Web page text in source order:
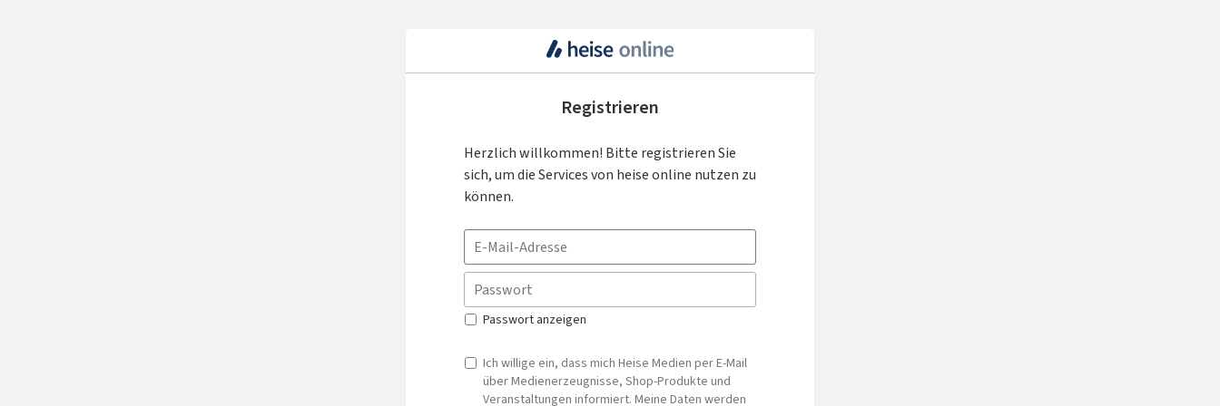
Registrieren
Herzlich willkommen! Bitte registrieren Sie
sich, um die Services von heise online nutzen zu
können.
E-
Mail-
Adresse
Passwort
Passwort anzeigen
Ich willige ein, dass mich Heise Medien per E-Mail
über Medienerzeugnisse, Shop-Produkte und
Veranstaltungen informiert. Meine Daten werden